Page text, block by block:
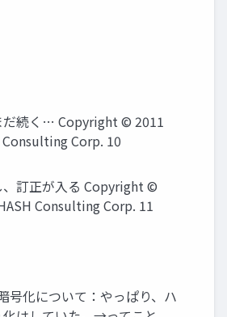
だ続く… Copyright © 2011
Consulting Corp. 10
、訂正が入る Copyright ©
Consulting Corp. 11
号化について：やっぱり、ハ